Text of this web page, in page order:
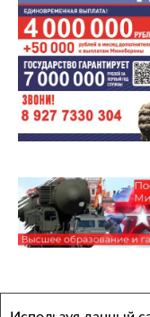
Архивы